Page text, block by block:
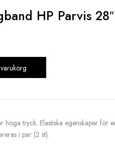
HP Parvis
höga tryck. Elastiska egenskaper för
i par (2 st).